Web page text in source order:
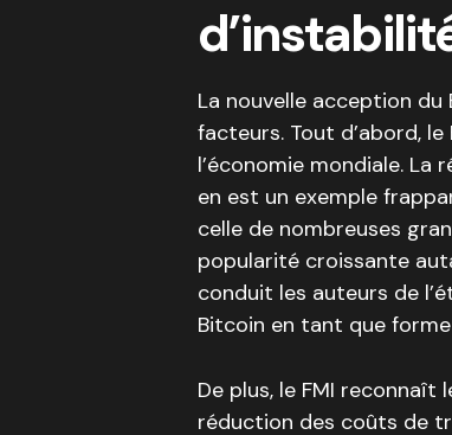
La nouvelle acception
facteurs. Tout d’abord,
l’économie mondiale.
en est un exemple
celle de nombreuses
popularité croissante
conduit les auteurs de
Bitcoin en tant que
De plus, le FMI
réduction des coûts de